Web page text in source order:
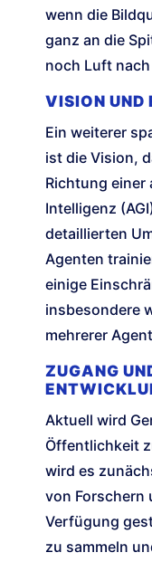
wenn die
ganz an die
noch Luft
VISION UND
Ein weiterer
ist die Vision,
Richtung einer
Intelligenz
detaillierten
Agenten
einige
insbesondere
mehrerer
ZUGANG
Aktuell wird
Öffentlichkeit
wird es
von Forschern
Verfügung
zu sammeln